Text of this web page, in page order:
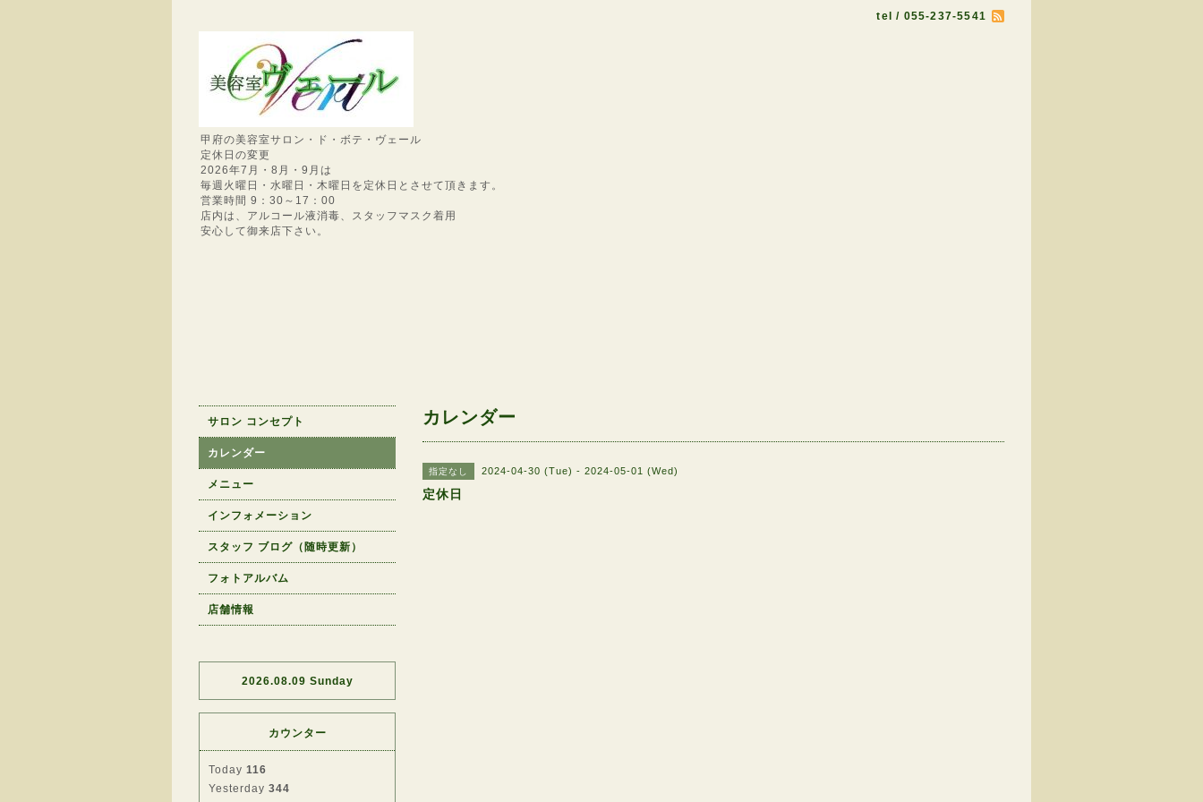
tel / 055-237-5541
甲府の美容室サロン・ド・ボテ・ヴェール
定休日の変更
2026年7月・8月・9月は
毎週火曜日・水曜日・木曜日を定休日とさせて頂きます。
営業時間 9：30～17：00
店内は、アルコール液消毒、スタッフマスク着用
安心して御来店下さい。
カレンダー
指定なし 2024-04-30 (Tue) - 2024-05-01 (Wed)
定休日
サロン コンセプト
カレンダー
メニュー
インフォメーション
スタッフ ブログ（随時更新）
フォトアルバム
店舗情報
2026.08.09 Sunday
カウンター
Today 116
Yesterday 344